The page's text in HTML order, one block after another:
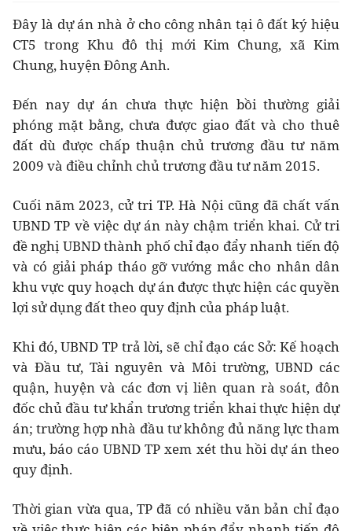
Đây là dự án nhà ở cho công nhân tại ô đất ký hiệu
CT5 trong Khu đô thị mới Kim Chung, xã Kim
Chung, huyện Đông Anh.
Đến nay dự án chưa thực hiện bồi thường giải
phóng mặt bằng, chưa được giao đất và cho thuê
đất dù được chấp thuận chủ trương đầu tư năm
2009 và điều chỉnh chủ trương đầu tư năm 2015.
Cuối năm 2023, cử tri TP. Hà Nội cũng đã chất vấn
UBND TP về việc dự án này chậm triển khai. Cử tri
đề nghị UBND thành phố chỉ đạo đẩy nhanh tiến độ
và có giải pháp tháo gỡ vướng mắc cho nhân dân
khu vực quy hoạch dự án được thực hiện các quyền
lợi sử dụng đất theo quy định của pháp luật.
Khi đó, UBND TP trả lời, sẽ chỉ đạo các Sở: Kế hoạch
và Đầu tư, Tài nguyên và Môi trường, UBND các
quận, huyện và các đơn vị liên quan rà soát, đôn
đốc chủ đầu tư khẩn trương triển khai thực hiện dự
án; trường hợp nhà đầu tư không đủ năng lực tham
mưu, báo cáo UBND TP xem xét thu hồi dự án theo
quy định.
Thời gian vừa qua, TP đã có nhiều văn bản chỉ đạo